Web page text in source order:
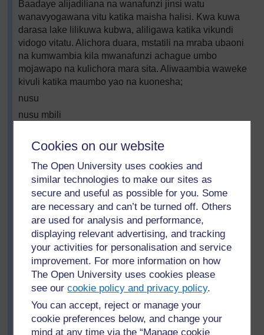
Cookies on our website
The Open University uses cookies and
similar technologies to make our sites as
secure and useful as possible for you. Some
are necessary and can’t be turned off. Others
are used for analysis and performance,
displaying relevant advertising, and tracking
your activities for personalisation and service
improvement. For more information on how
The Open University uses cookies please
see ourcookie policy and privacy policy.
You can accept, reject or manage your
cookie preferences below, and change your
mind at any time via the “Manage cookie
Baadaye alijadiliana na wanafunzi jinsi watu
wanavyogawana vitu katika maisha halisi. Kwa kuwa
darasa lake lilikuwa kubwa, aliligawa katika vikundi
vidogo vitatu. Alichora duara, mstatili na mraba ubaoni
na kumwambia kila mwanafunzi achague umbo
mojawapo na kulichora mara sita. Aliwaambia waweke
kivuli katika maumbo yao na kuonesha;
nusu
nusu mbili
robo mbili
robo tatu
robo nne
Kila mwanafunzi katika kikundi aliwaonesha wenzake
kile alichokifanya. Mwalimu aliwauliza kama
wangeweza kuona ruwaza yoyote katika picha zao na
baadhi ya wanafunzi walisema kwamba robo mbili ni
sawa na nusu moja n.k. Walishirikishana jambo hili na
wanakikundi wengine pamoja na darasa zima.
Ingawa darasa lake lilikuwa kubwa, Bwana Umaru
aligundua kuwa mkabala wake wa kufanya kazi katika
vikundi ulimaanisha kuwa wanafunzi wote walipata
welewa wa awali wa namba sehemu zinazolingana
kutoka kwenye michoro yao na kushirikiana na